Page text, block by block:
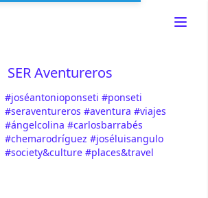
content policies here
Cancel Save
SER Aventureros
#joséantonioponseti #ponseti
#seraventureros #aventura #viajes
#ángelcolina #carlosbarrabés
#chemarodríguez #joséluisangulo
#society&culture #places&travel